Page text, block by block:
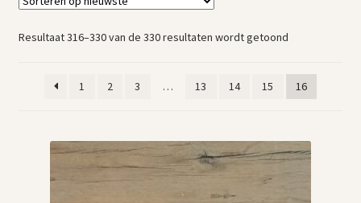
Kerst
Resultaat 316–330 van de 330 resultaten wordt getoondGesorteerd
nieuwste
1
2 3 … 13 14 15 16